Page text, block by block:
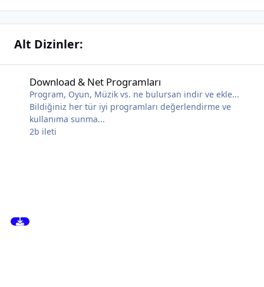
Alt Dizinler:
Download & Net Programları
Program, Oyun, Müzik vs. ne bulursan indir ve ekle...
Bildiğiniz her tür iyi programları değerlendirme ve
kullanıma sunma...
2b ileti